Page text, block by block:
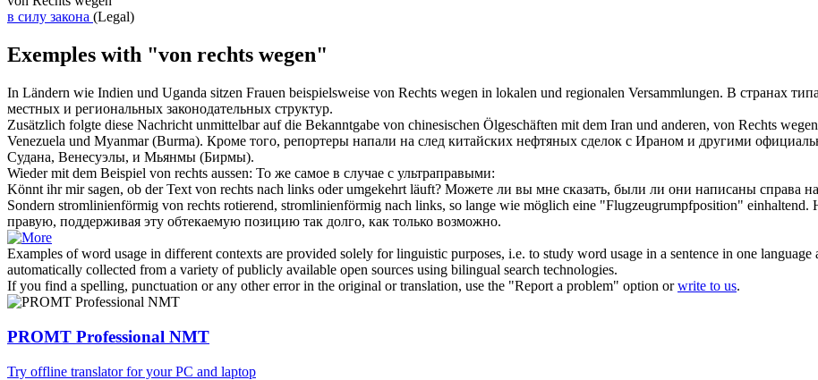
в силу закона (Legal)
Exemples with "von rechts wegen"
In Ländern wie Indien und Uganda sitzen Frauen beispielsweise von Rechts wegen in lokalen und regionalen Versammlungen. В странах
местных и региональных законодательных структур.
Zusätzlich folgte diese Nachricht unmittelbar auf die Bekanntgabe von chinesischen Ölgeschäften mit dem Iran und anderen, von Rechts wegen
Venezuela und Myanmar (Burma). Кроме того, репортеры напали на след китайских нефтяных сделок с Ираном и другими
Судана, Венесуэлы, и Мьянмы (Бирмы).
Wieder mit dem Beispiel von rechts aussen: То же самое в случае с ультраправыми:
Könnt ihr mir sagen, ob der Text von rechts nach links oder umgekehrt läuft? Можете ли вы мне сказать, были ли они написаны справа
Sondern stromlinienförmig von rechts rotierend, stromlinienförmig nach links, so lange wie möglich eine "Flugzeugrumpfposition" einhaltend.
правую, поддерживая эту обтекаемую позицию так долго, как только возможно.
Examples of word usage in different contexts are provided solely for linguistic purposes, i.e. to study word usage in a sentence in one
automatically collected from a variety of publicly available open sources using bilingual search technologies.
If you find a spelling, punctuation or any other error in the original or translation, use the "Report a problem" option orwrite to us.
PROMT Professional NMT
Try offline translator for your PC and laptop